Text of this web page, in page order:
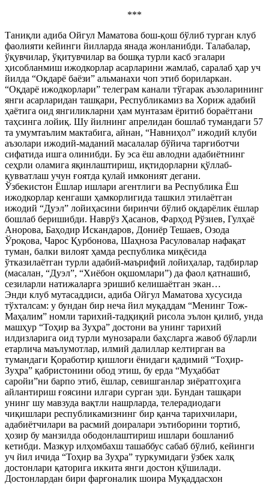
***
Таниқли адиба Ойгул Маматова бош-қош бўлиб турган клуб
фаолияти кейинги йилларда янада жонланибди. Талабалар,
ўқувчилар, ўқитувчилар ва бошқа турли касб эгалари
ҳисобланмиш ижодкорлар асарларини жамлаб, саралаб ҳар уч
йилда “Оқдарё баёзи” альманахи чоп этиб бориларкан.
“Оқдарё ижодкорлари” телеграм канали тўгарак аъзоларининг
янги асарларидан ташқари, Республикамиз ва Хориж адабий
ҳаётига оид янгиликларни ҳам мунтазам ёритиб бораётгани
таҳсинга лойиқ. Шу йилнинг апрелидан бошлаб тумандаги 57
та умумтаълим мактабига, айнан, “Навниҳол” ижодий клуби
аъзолари ижодий-маданий масалалар бўйича тарғиботчи
сифатида ишга олинибди. Бу эса ёш авлодни адабиётнинг
сеҳрли оламига яқинлаштириш, иқтидорларни қўллаб-
қувватлаш учун ғоятда қулай имконият дегани.
Ўзбекистон Ёшлар ишлари агентлиги ва Республика Ёш
ижодкорлар кенгаши ҳамкорлигида ташкил этилаётган
ижодий “Дуэл” лойиҳасини биринчи бўлиб оқдарёлик ёшлар
бошлаб беришибди. Наврўз Ҳасанов, Фарҳод Рўзиев, Гулҳаё
Анорова, Баҳодир Искандаров, Дониёр Тешаев, Озода
Ўроқова, Чарос Қурбонова, Шаҳноза Расуловалар нафақат
туман, балки вилоят ҳамда республика миқёсида
ўтказилаётган турли адабий-маърифий лойиҳалар, тадбирлар
(масалан, “Дуэл”, “Хиёбон оқшомлари”) да фаол қатнашиб,
сезиларли натижаларга эришиб келишаётган экан…
Энди клуб мутасаддиси, адиба Ойгул Маматова хусусида
тўхталсам: у бундан бир неча йил муқаддам “Менинг Тож-
Маҳалим” номли тарихий-тадқиқий рисола эълон қилиб, унда
машҳур “Тоҳир ва Зуҳра” достони ва унинг тарихий
илдизларига оид турли мунозарали баҳсларга жавоб бўларли
етарлича маълумотлар, илмий далиллар келтирган ва
тумандаги Қоработир қишлоғи ёнидаги қадимий “Тоҳир-
Зуҳра” қабристонини обод этиш, бу ерда “Муҳаббат
саройи”ни барпо этиб, ёшлар, севишганлар зиёратгоҳига
айлантириш ғоясини илгари сурган эди. Бундан ташқари
унинг шу мавзуда вақтли нашрларда, телерадиодаги
чиқишлари республикамизнинг бир қанча тарихчилари,
адабиётчилари ва расмий доиралари эътиборини тортиб,
ҳозир бу манзилда ободонлаштириш ишлари бошланиб
кетибди. Мазкур илҳомбахш ташаббус сабаб бўлиб, кейинги
уч йил ичида “Тоҳир ва Зуҳра” туркумидаги ўзбек халқ
достонлари қаторига иккита янги достон қўшилади.
Достонлардан бири фарғоналик шоира Муқаддасхон